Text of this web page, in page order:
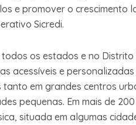
e promover o crescimento
Sicredi.
todos os estados e no
acessíveis e
em grandes centros
pequenas. Em mais de
situada em algumas